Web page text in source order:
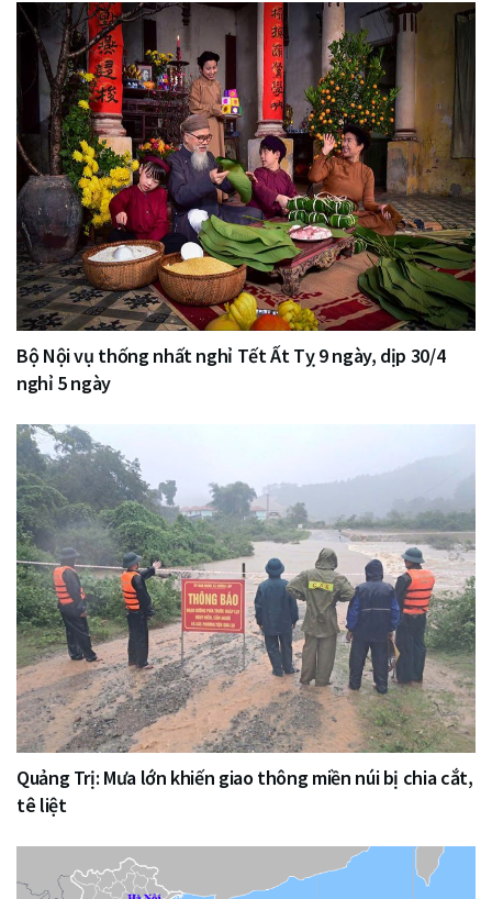
Bộ Nội vụ thống nhất nghỉ Tết Ất Tỵ 9 ngày, dịp 30/4
nghỉ 5 ngày
Quảng Trị: Mưa lớn khiến giao thông miền núi bị chia cắt,
tê liệt